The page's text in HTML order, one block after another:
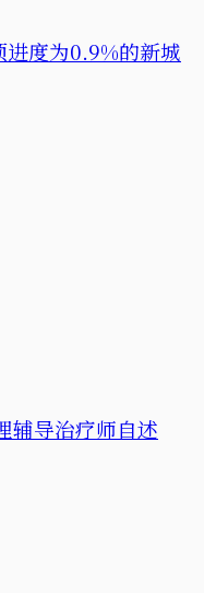
度为0.9%的新城
导治疗师自述